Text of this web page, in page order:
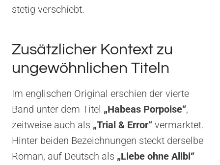
stetig verschiebt.
Zusätzlicher Kontext zu
ungewöhnlichen Titeln
Im englischen Original erschien der vierte
Band unter dem Titel „Habeas Porpoise“,
zeitweise auch als „Trial & Error“ vermarktet.
Hinter beiden Bezeichnungen steckt derselbe
Roman, auf Deutsch als „Liebe ohne Alibi“